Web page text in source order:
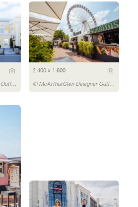
© McArthurGlen Designer Outlet Parndorf/Daniel Bointner
2 400 x 1 600
© McArthurGlen Designer Outlet Parndorf/Dávid Bártfay